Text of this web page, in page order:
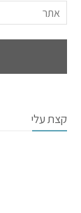
קצת עלי